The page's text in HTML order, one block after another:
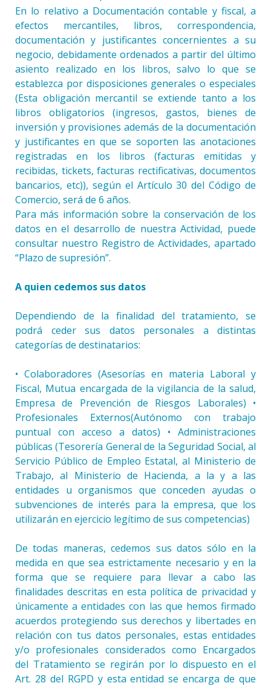
En lo relativo a Documentación contable y fiscal, a
efectos mercantiles, libros, correspondencia,
documentación y justificantes concernientes a su
negocio, debidamente ordenados a partir del último
asiento realizado en los libros, salvo lo que se
establezca por disposiciones generales o especiales
(Esta obligación mercantil se extiende tanto a los
libros obligatorios (ingresos, gastos, bienes de
inversión y provisiones además de la documentación
y justificantes en que se soporten las anotaciones
registradas en los libros (facturas emitidas y
recibidas, tickets, facturas rectificativas, documentos
bancarios, etc)), según el Artículo 30 del Código de
Comercio, será de 6 años.
Para más información sobre la conservación de los
datos en el desarrollo de nuestra Actividad, puede
consultar nuestro Registro de Actividades, apartado
“Plazo de supresión”.
A quien cedemos sus datos
Dependiendo de la finalidad del tratamiento, se
podrá ceder sus datos personales a distintas
categorías de destinatarios:
• Colaboradores (Asesorías en materia Laboral y
Fiscal, Mutua encargada de la vigilancia de la salud,
Empresa de Prevención de Riesgos Laborales) •
Profesionales Externos(Autónomo con trabajo
puntual con acceso a datos) • Administraciones
públicas (Tesorería General de la Seguridad Social, al
Servicio Público de Empleo Estatal, al Ministerio de
Trabajo, al Ministerio de Hacienda, a la y a las
entidades u organismos que conceden ayudas o
subvenciones de interés para la empresa, que los
utilizarán en ejercicio legítimo de sus competencias)
De todas maneras, cedemos sus datos sólo en la
medida en que sea estrictamente necesario y en la
forma que se requiere para llevar a cabo las
finalidades descritas en esta política de privacidad y
únicamente a entidades con las que hemos firmado
acuerdos protegiendo sus derechos y libertades en
relación con tus datos personales, estas entidades
y/o profesionales considerados como Encargados
del Tratamiento se regirán por lo dispuesto en el
Art. 28 del RGPD y esta entidad se encarga de que